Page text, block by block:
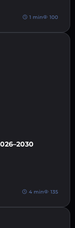
1 min 100
4 min 135